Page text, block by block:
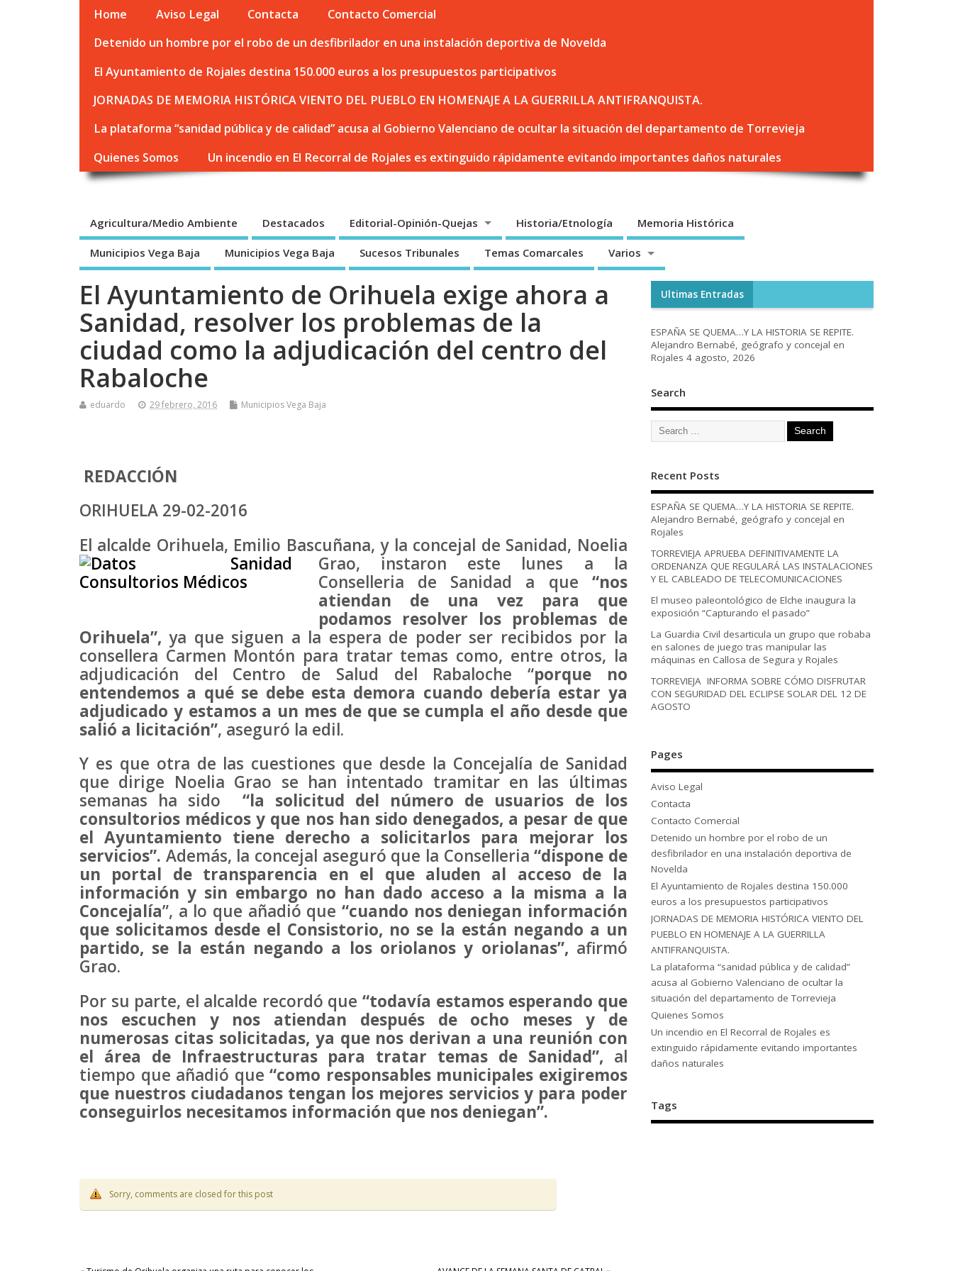
Home Aviso Legal Contacta
Contacto Comercial
Detenido un hombre por el robo de un desfibrilador en una instalación deportiva de Novelda
El Ayuntamiento de Rojales destina 150.000 euros a los presupuestos participativos
JORNADAS DE MEMORIA HISTÓRICA VIENTO DEL PUEBLO EN HOMENAJE A LA GUERRILLA ANTIFRANQUISTA.
La plataforma “sanidad pública y de calidad” acusa al Gobierno Valenciano de ocultar la situación del departamento de Torrevieja
Quienes Somos
Un incendio en El Recorral de Rojales es extinguido rápidamente evitando importantes daños naturales
Agricultura/Medio Ambiente Destacados Editorial-Opinión-Quejas Historia/Etnología Memoria Histórica
Municipios Vega Baja Municipios Vega Baja Sucesos Tribunales Temas Comarcales Varios
El Ayuntamiento de Orihuela exige ahora a
Sanidad, resolver los problemas de la
ciudad como la adjudicación del centro del
Rabaloche
eduardo 29 febrero, 2016 Municipios Vega Baja
REDACCIÓN
ORIHUELA 29-02-2016
El alcalde Orihuela, Emilio Bascuñana, y la concejal de Sanidad, Noelia
Grao, instaron este lunes a la
Conselleria de Sanidad a que “nos
atiendan de una vez para que
podamos resolver los problemas de
Orihuela”, ya que siguen a la espera de poder ser recibidos por la
consellera Carmen Montón para tratar temas como, entre otros, la
adjudicación del Centro de Salud del Rabaloche “porque no
entendemos a qué se debe esta demora cuando debería estar ya
adjudicado y estamos a un mes de que se cumpla el año desde que
salió a licitación”, aseguró la edil.
Y es que otra de las cuestiones que desde la Concejalía de Sanidad
que dirige Noelia Grao se han intentado tramitar en las últimas
semanas ha sido “la solicitud del número de usuarios de los
consultorios médicos y que nos han sido denegados, a pesar de que
el Ayuntamiento tiene derecho a solicitarlos para mejorar los
servicios”. Además, la concejal aseguró que la Conselleria“dispone de
un portal de transparencia en el que aluden al acceso de la
información y sin embargo no han dado acceso a la misma a la
Concejalía”, a lo que añadió que “cuando nos deniegan información
que solicitamos desde el Consistorio, no se la están negando a un
partido, se la están negando a los oriolanos y oriolanas”, afirmó
Grao.
Por su parte, el alcalde recordó que“todavía estamos esperando que
nos escuchen y nos atiendan después de ocho meses y de
numerosas citas solicitadas, ya que nos derivan a una reunión con
el área de Infraestructuras para tratar temas de Sanidad”, al
tiempo que añadió que “como responsables municipales exigiremos
que nuestros ciudadanos tengan los mejores servicios y para poder
conseguirlos necesitamos información que nos deniegan”.
Sorry, comments are closed for this post
Ultimas Entradas
ESPAÑA SE QUEMA…Y LA HISTORIA SE REPITE.
Alejandro Bernabé, geógrafo y concejal en
Rojales 4 agosto, 2026
Search
Recent Posts
ESPAÑA SE QUEMA…Y LA HISTORIA SE REPITE.
Alejandro Bernabé, geógrafo y concejal en
Rojales
TORREVIEJA APRUEBA DEFINITIVAMENTE LA
ORDENANZA QUE REGULARÁ LAS INSTALACIONES
Y EL CABLEADO DE TELECOMUNICACIONES
El museo paleontológico de Elche inaugura la
exposición “Capturando el pasado”
La Guardia Civil desarticula un grupo que robaba
en salones de juego tras manipular las
máquinas en Callosa de Segura y Rojales
TORREVIEJA INFORMA SOBRE CÓMO DISFRUTAR
CON SEGURIDAD DEL ECLIPSE SOLAR DEL 12 DE
AGOSTO
Pages
Aviso Legal
Contacta
Contacto Comercial
Detenido un hombre por el robo de un
desfibrilador en una instalación deportiva de
Novelda
El Ayuntamiento de Rojales destina 150.000
euros a los presupuestos participativos
JORNADAS DE MEMORIA HISTÓRICA VIENTO DEL
PUEBLO EN HOMENAJE A LA GUERRILLA
ANTIFRANQUISTA.
La plataforma “sanidad pública y de calidad”
acusa al Gobierno Valenciano de ocultar la
situación del departamento de Torrevieja
Quienes Somos
Un incendio en El Recorral de Rojales es
extinguido rápidamente evitando importantes
daños naturales
Tags